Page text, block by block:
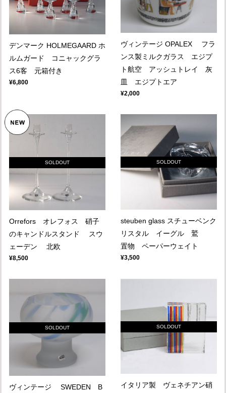
デンマーク HOLMEGAARD ホ
ルムガード コニャックグラ
ス6客 元箱付き
¥6,800
ヴィンテージ OPALEX フラ
ンス製ミルクガラス エジプ
ト航空 アッシュトレイ 灰
皿 エジプトエア
¥2,000
SOLDOUT
Orrefors オレフォス 硝子
のキャンドルスタンド スウ
ェーデン 北欧
¥8,500
SOLDOUT
steuben glass スチューベンク
リスタル イーグル 鷲
置物 ペーパーウェイト
¥3,500
SOLDOUT
ヴィンテージ SWEDEN B
SOLDOUT
イタリア製 ヴェネチアン硝